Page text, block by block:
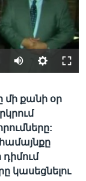
քանի օր
կասեցնելու